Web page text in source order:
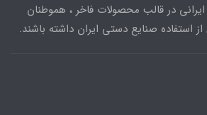
در قالب محصولات فاخر ، هموطنان
استفاده صنایع دستی ایران داشته باشند.